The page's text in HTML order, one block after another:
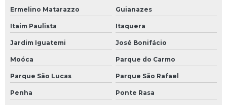
Ermelino Matarazzo Guianazes
Itaim Paulista Itaquera
Jardim Iguatemi José Bonifácio
Moóca Parque do Carmo
Parque São Lucas Parque São Rafael
Penha Ponte Rasa